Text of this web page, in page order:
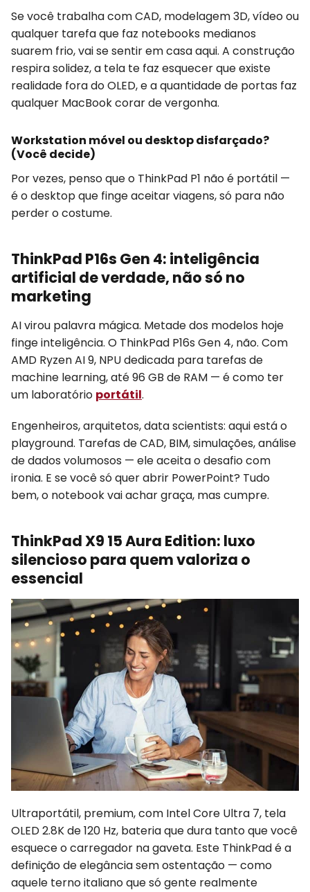
Se você trabalha com CAD, modelagem 3D, vídeo ou
qualquer tarefa que faz notebooks medianos
suarem frio, vai se sentir em casa aqui. A construção
respira solidez, a tela te faz esquecer que existe
realidade fora do OLED, e a quantidade de portas faz
qualquer MacBook corar de vergonha.
Workstation móvel ou desktop disfarçado?
(Você decide)
Por vezes, penso que o ThinkPad P1 não é portátil —
é o desktop que finge aceitar viagens, só para não
perder o costume.
ThinkPad P16s Gen 4: inteligência
artificial de verdade, não só no
marketing
AI virou palavra mágica. Metade dos modelos hoje
finge inteligência. O ThinkPad P16s Gen 4, não. Com
AMD Ryzen AI 9, NPU dedicada para tarefas de
machine learning, até 96 GB de RAM — é como ter
um laboratório portátil.
Engenheiros, arquitetos, data scientists: aqui está o
playground. Tarefas de CAD, BIM, simulações, análise
de dados volumosos — ele aceita o desafio com
ironia. E se você só quer abrir PowerPoint? Tudo
bem, o notebook vai achar graça, mas cumpre.
ThinkPad X9 15 Aura Edition: luxo
silencioso para quem valoriza o
essencial
Ultraportátil, premium, com Intel Core Ultra 7, tela
OLED 2.8K de 120 Hz, bateria que dura tanto que você
esquece o carregador na gaveta. Este ThinkPad é a
definição de elegância sem ostentação — como
aquele terno italiano que só gente realmente